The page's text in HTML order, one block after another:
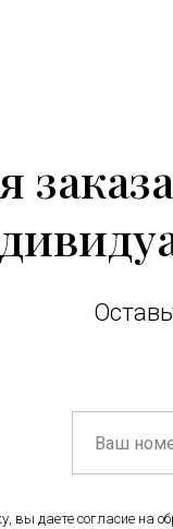
вы даете согласие на